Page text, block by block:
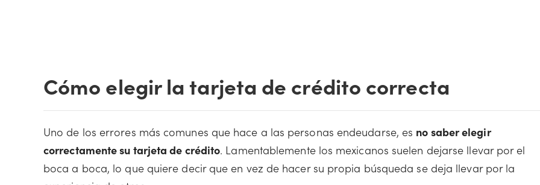
Cómo elegir la tarjeta de crédito correcta
Uno de los errores más comunes que hace a las personas endeudarse, es no saber elegir
correctamente su tarjeta de crédito. Lamentablemente los mexicanos suelen dejarse llevar por el
boca a boca, lo que quiere decir que en vez de hacer su propia búsqueda se deja llevar por la